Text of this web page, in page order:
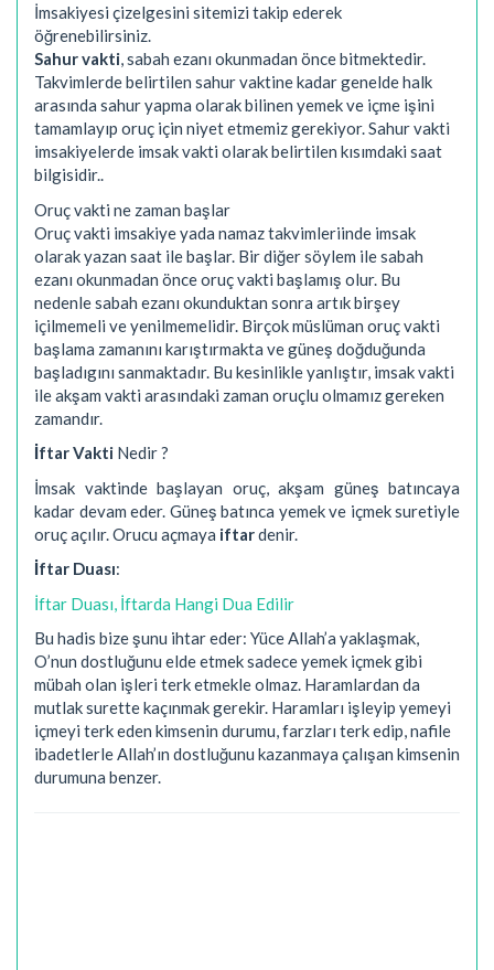
İmsakiyesi çizelgesini sitemizi takip ederek
öğrenebilirsiniz.
Sahur vakti, sabah ezanı okunmadan önce bitmektedir.
Takvimlerde belirtilen sahur vaktine kadar genelde halk
arasında sahur yapma olarak bilinen yemek ve içme işini
tamamlayıp oruç için niyet etmemiz gerekiyor. Sahur vakti
imsakiyelerde imsak vakti olarak belirtilen kısımdaki saat
bilgisidir..
Oruç vakti ne zaman başlar
Oruç vakti imsakiye yada namaz takvimleriinde imsak
olarak yazan saat ile başlar. Bir diğer söylem ile sabah
ezanı okunmadan önce oruç vakti başlamış olur. Bu
nedenle sabah ezanı okunduktan sonra artık birşey
içilmemeli ve yenilmemelidir. Birçok müslüman oruç vakti
başlama zamanını karıştırmakta ve güneş doğduğunda
başladıgını sanmaktadır. Bu kesinlikle yanlıştır, imsak vakti
ile akşam vakti arasındaki zaman oruçlu olmamız gereken
zamandır.
İftar Vakti Nedir ?
İmsak vaktinde başlayan oruç, akşam güneş batıncaya
kadar devam eder. Güneş batınca yemek ve içmek suretiyle
oruç açılır. Orucu açmaya iftardenir.
İftar Duası:
İftar Duası, İftarda Hangi Dua Edilir
Bu hadis bize şunu ihtar eder: Yüce Allah’a yaklaşmak,
O’nun dostluğunu elde etmek sadece yemek içmek gibi
mübah olan işleri terk etmekle olmaz. Haramlardan da
mutlak surette kaçınmak gerekir. Haramları işleyip yemeyi
içmeyi terk eden kimsenin durumu, farzları terk edip, nafile
ibadetlerle Allah’ın dostluğunu kazanmaya çalışan kimsenin
durumuna benzer.